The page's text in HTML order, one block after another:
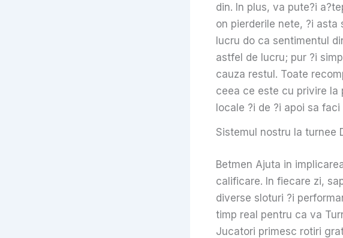
din. In plus, va pute?i
on pierderile nete, ?i asta
lucru do ca sentimentul
astfel de lucru; pur ?i
cauza restul. Toate
ceea ce este cu privire la
locale ?i de ?i apoi sa
Sistemul nostru la turnee
Betmen Ajuta in
calificare. In fiecare zi,
diverse sloturi ?i
timp real pentru ca va
Jucatori primesc rotiri